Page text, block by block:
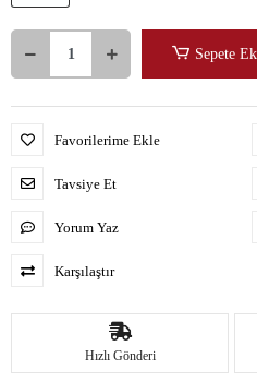
Sepete
Favorilerime Ekle
Tavsiye Et
Yorum Yaz
Karşılaştır
Hızlı Gönderi